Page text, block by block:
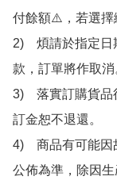
付餘額⚠️，若選擇
2)　煩請於指定
款，訂單將作取消
3)　落實訂購貨品
訂金恕不退還。
4)　商品有可能
公佈為準，除因